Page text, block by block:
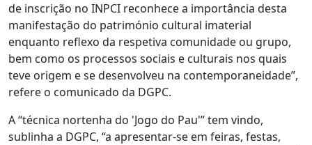
de inscrição no INPCI reconhece a importância desta
manifestação do património cultural imaterial
enquanto reflexo da respetiva comunidade ou grupo,
bem como os processos sociais e culturais nos quais
teve origem e se desenvolveu na contemporaneidade”,
refere o comunicado da DGPC.
A “técnica nortenha do 'Jogo do Pau'” tem vindo,
sublinha a DGPC, “a apresentar-se em feiras, festas,